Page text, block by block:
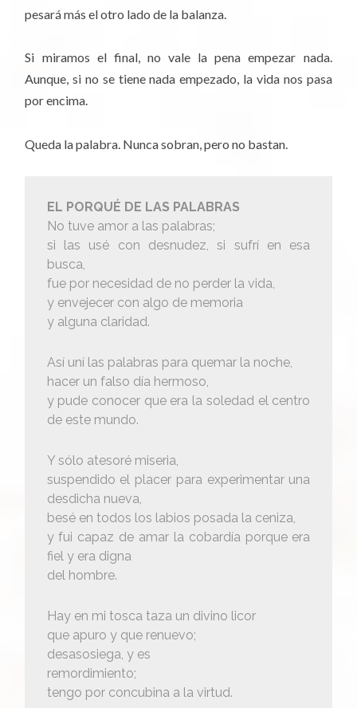
pesará más el otro lado de la balanza.
Si miramos el final, no vale la pena empezar nada.
Aunque, si no se tiene nada empezado, la vida nos pasa
por encima.
Queda la palabra. Nunca sobran, pero no bastan.
EL PORQUÉ DE LAS PALABRAS
No tuve amor a las palabras;
si las usé con desnudez, si sufrí en esa
busca,
fue por necesidad de no perder la vida,
y envejecer con algo de memoria
y alguna claridad.
Así uní las palabras para quemar la noche,
hacer un falso día hermoso,
y pude conocer que era la soledad el centro
de este mundo.
Y sólo atesoré miseria,
suspendido el placer para experimentar una
desdicha nueva,
besé en todos los labios posada la ceniza,
y fui capaz de amar la cobardía porque era
fiel y era digna
del hombre.
Hay en mi tosca taza un divino licor
que apuro y que renuevo;
desasosiega, y es
remordimiento;
tengo por concubina a la virtud.